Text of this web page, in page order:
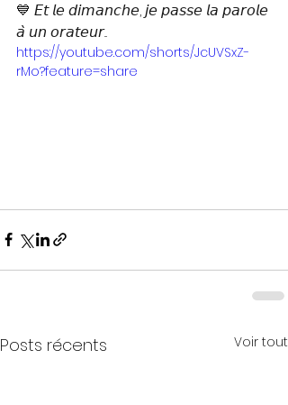
💙 𝘌𝘵 𝘭𝘦 𝘥𝘪𝘮𝘢𝘯𝘤𝘩𝘦, 𝘫𝘦 𝘱𝘢𝘴𝘴𝘦 𝘭𝘢 𝘱𝘢𝘳𝘰𝘭𝘦
𝘢̀ 𝘶𝘯 𝘰𝘳𝘢𝘵𝘦𝘶𝘳...
https://youtube.com/shorts/JcUVSxZ-
rMo?feature=share
Posts récents Voir tout